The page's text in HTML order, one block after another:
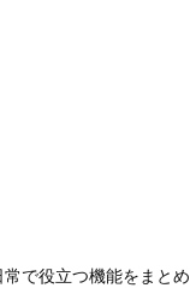
で役立つ機能をまと